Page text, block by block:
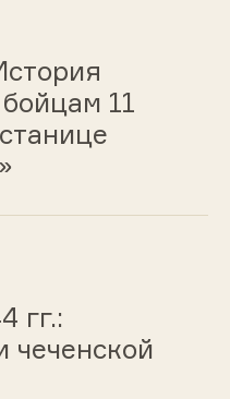
11
гг.:
чеченской